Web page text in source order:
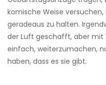
komische Weise versuchen,
geradeaus zu halten.
der Luft geschafft, aber mit
einfach, weiterzumachen,
haben, dass es sie gibt.